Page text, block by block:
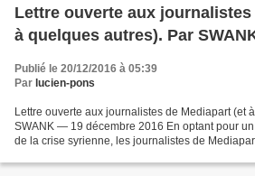
Lettre ouverte aux journalistes
à quelques autres). Par
Publié le 20/12/2016 à 05:39
Par lucien-pons
Lettre ouverte aux journalistes de Mediapart (et
SWANK — 19 décembre 2016 En optant pour
de la crise syrienne, les journalistes de